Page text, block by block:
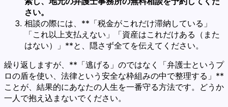
さい。
相談の際には、**「税金がこれだけ滞納している」
「これ以上支払えない」「資産はこれだけある（また
はない）」**と、隠さず全てを伝えてください。
繰り返しますが、**「逃げる」のではなく「弁護士というプ
ロの盾を使い、法律という安全な枠組みの中で整理する」**
ことが、結果的にあなたの人生を一番守る方法です。どうか
一人で抱え込まないでください。